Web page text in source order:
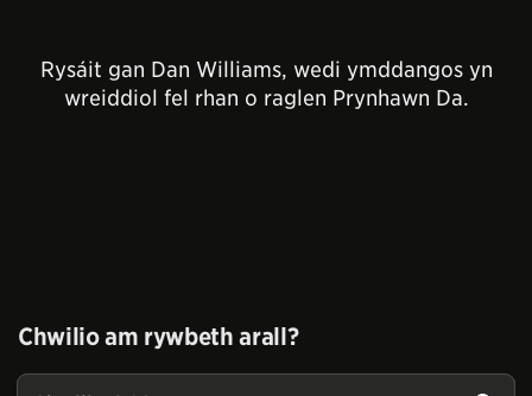
Rysáit gan Dan Williams, wedi ymddangos yn
wreiddiol fel rhan o raglen Prynhawn Da.
Chwilio am rywbeth arall?